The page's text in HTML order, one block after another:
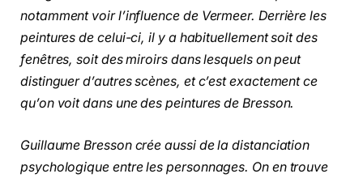
notamment voir l’influence de Vermeer. Derrière les
peintures de celui-ci, il y a habituellement soit des
fenêtres, soit des miroirs dans lesquels on peut
distinguer d’autres scènes, et c’est exactement ce
qu’on voit dans une des peintures de Bresson.
Guillaume Bresson crée aussi de la distanciation
psychologique entre les personnages. On en trouve